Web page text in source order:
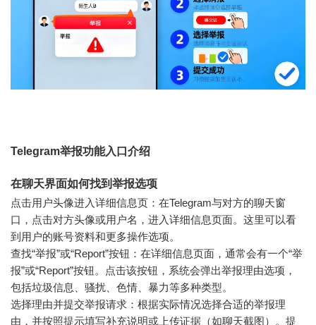
Telegram举报功能入口介绍
在聊天界面如何找到举报选项
点击用户头像进入详细信息页：在Telegram与对方的聊天窗
口，点击对方头像或用户名，进入详细信息页面。这里可以看
到用户的账号资料和更多操作选项。
查找“举报”或“Report”按钮：在详细信息页面，通常会有一个“举
报”或“Report”按钮。点击该按钮，系统会弹出举报理由选项，
包括垃圾信息、骚扰、色情、暴力等多种类型。
选择理由并提交举报请求：根据实际情况选择合适的举报理
由，并按照提示填写补充说明或上传证据（如聊天截图）。提